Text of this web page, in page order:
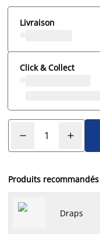
Livraison
Click & Collect
Produits recommandés
Draps